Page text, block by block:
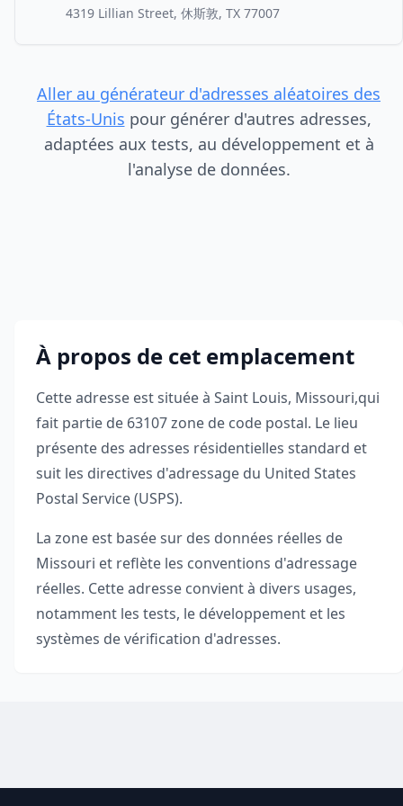
4319 Lillian Street, 休斯敦, TX 77007
Aller au générateur d'adresses aléatoires des
États-Unis pour générer d'autres adresses,
adaptées aux tests, au développement et à
l'analyse de données.
À propos de cet emplacement
Cette adresse est située à Saint Louis, Missouri,qui
fait partie de 63107zone de code postal. Le lieu
présente des adresses résidentielles standard et
suit les directives d'adressage du United States
Postal Service (USPS).
La zone est basée sur des données réelles de
Missouri et reflète les conventions d'adressage
réelles. Cette adresse convient à divers usages,
notamment les tests, le développement et les
systèmes de vérification d'adresses.